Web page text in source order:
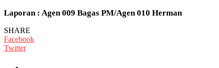
Laporan : Agen 009 Bagas PM/Agen 010 Herman
SHARE
Facebook
Twitter